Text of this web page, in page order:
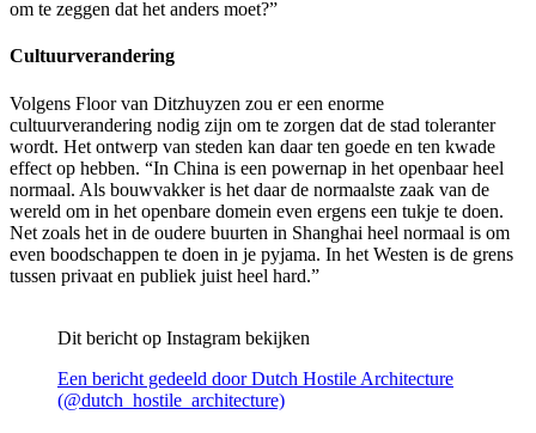
om te zeggen dat het anders moet?”
Cultuurverandering
Volgens Floor van Ditzhuyzen zou er een enorme
cultuurverandering nodig zijn om te zorgen dat de stad toleranter
wordt. Het ontwerp van steden kan daar ten goede en ten kwade
effect op hebben. “In China is een powernap in het openbaar heel
normaal. Als bouwvakker is het daar de normaalste zaak van de
wereld om in het openbare domein even ergens een tukje te doen.
Net zoals het in de oudere buurten in Shanghai heel normaal is om
even boodschappen te doen in je pyjama. In het Westen is de grens
tussen privaat en publiek juist heel hard.”
Dit bericht op Instagram bekijken
Een bericht gedeeld door Dutch Hostile Architecture
(@dutch_hostile_architecture)